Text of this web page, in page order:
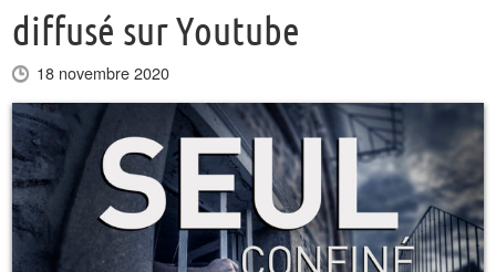
diffusé sur Youtube
18 novembre 2020